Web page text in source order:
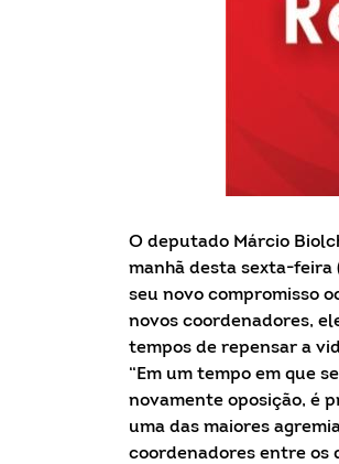
O deputado Márcio
manhã desta sexta-feira
seu novo compromisso
novos coordenadores,
tempos de repensar a
“Em um tempo em que
novamente oposição, é
uma das maiores
coordenadores entre os